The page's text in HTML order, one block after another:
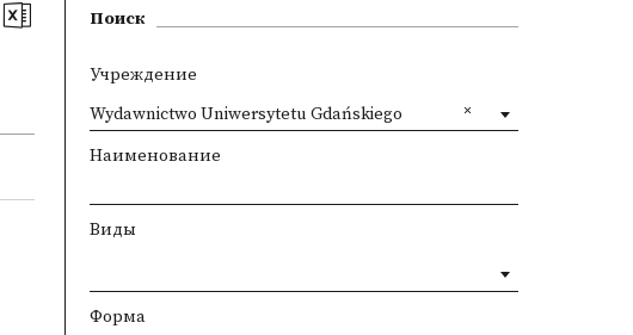
Поиск
Учреждение
Wydawnictwo Uniwersytetu Gdańskiego
Наименование
Виды
Форма